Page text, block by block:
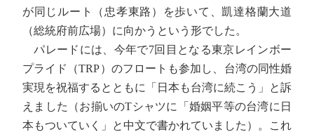
が同じルート（忠孝東路）を歩いて、凱達格蘭大道
（総統府前広場）に向かうという形でした。
パレードには、今年で7回目となる東京レインボー
プライド（TRP）のフロートも参加し、台湾の同性婚
実現を祝福するとともに「日本も台湾に続こう」と訴
えました（お揃いのTシャツに「婚姻平等の台湾に日
本もついていく」と中文で書かれていました）。これ